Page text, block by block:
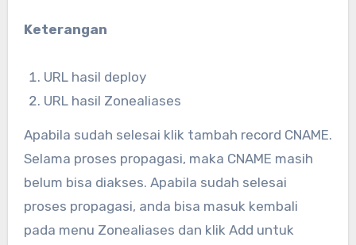
Keterangan
URL hasil deploy
URL hasil Zonealiases
Apabila sudah selesai klik tambah record CNAME.
Selama proses propagasi, maka CNAME masih
belum bisa diakses. Apabila sudah selesai
proses propagasi, anda bisa masuk kembali
pada menu Zonealiases dan klik Add untuk